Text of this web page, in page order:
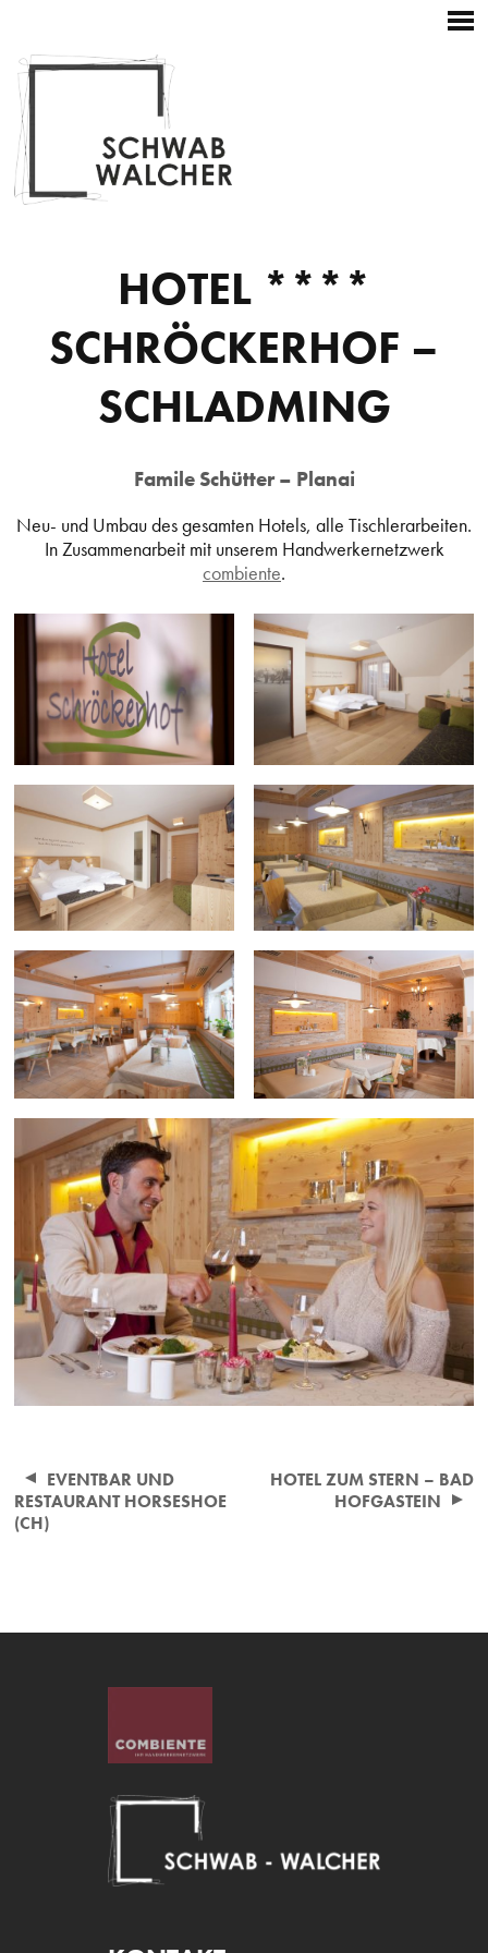
content
HOTEL ****
SCHRÖCKERHOF –
SCHLADMING
Famile Schütter – Planai
Neu- und Umbau des gesamten Hotels, alle Tischlerarbeiten.
In Zusammenarbeit mit unserem Handwerkernetzwerk
combiente.
Beitragsnavigation
HOTEL ZUM STERN – BAD
HOFGASTEIN
EVENTBAR UND
RESTAURANT HORSESHOE
(CH)